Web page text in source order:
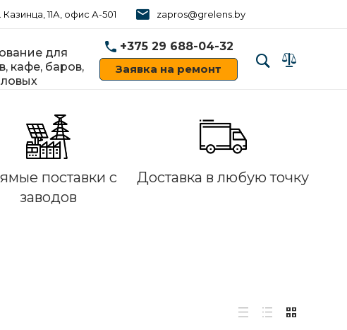
Казинца, 11А, офис А-501 zapros@grelens.by
для
кафе, баров,
+375 29 688-04-32
Заявка на ремонт
поставки с
заводов
Доставка в любую точку